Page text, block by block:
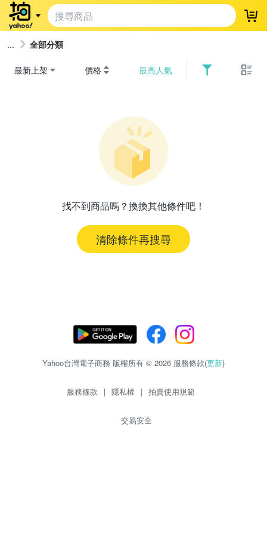
登
全部分類
最新上架 價格 最高人氣
找不到商品嗎？換換其他條件吧！
清除條件再搜尋
Yahoo台灣電子商務 版權所有 © 2026 服務條款(更新)
服務條款 | 隱私權 | 拍賣使用規範
交易安全